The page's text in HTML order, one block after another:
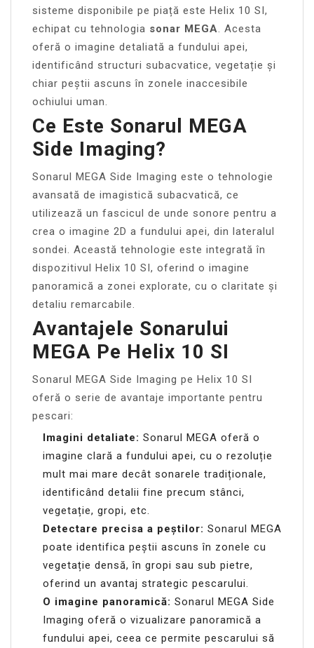
sisteme disponibile pe piață este Helix 10 SI,
echipat cu tehnologia sonar MEGA. Acesta
oferă o imagine detaliată a fundului apei,
identificând structuri subacvatice, vegetație și
chiar peștii ascuns în zonele inaccesibile
ochiului uman.
Ce Este Sonarul MEGA
Side Imaging?
Sonarul MEGA Side Imaging este o tehnologie
avansată de imagistică subacvatică, ce
utilizează un fascicul de unde sonore pentru a
crea o imagine 2D a fundului apei, din lateralul
sondei. Această tehnologie este integrată în
dispozitivul Helix 10 SI, oferind o imagine
panoramică a zonei explorate, cu o claritate și
detaliu remarcabile.
Avantajele Sonarului
MEGA Pe Helix 10 SI
Sonarul MEGA Side Imaging pe Helix 10 SI
oferă o serie de avantaje importante pentru
pescari:
Imagini detaliate: Sonarul MEGA oferă o
imagine clară a fundului apei, cu o rezoluție
mult mai mare decât sonarele tradiționale,
identificând detalii fine precum stânci,
vegetație, gropi, etc.
Detectare precisa a peștilor: Sonarul MEGA
poate identifica peștii ascuns în zonele cu
vegetație densă, în gropi sau sub pietre,
oferind un avantaj strategic pescarului.
O imagine panoramică: Sonarul MEGA Side
Imaging oferă o vizualizare panoramică a
fundului apei, ceea ce permite pescarului să